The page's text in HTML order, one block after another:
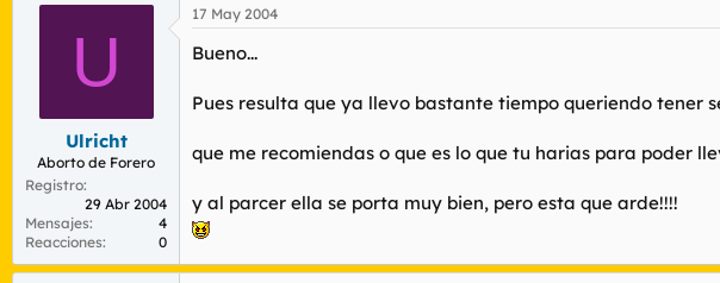
d
t
m
a
a
i
i
c
i
U
Ulricht
Aborto de Forero
Registro
29 Abr 2004
Mensajes
4
Reacciones
0
17 May 2004
Bueno...
Pues resulta que ya llevo bastante tiempo queriendo tener
que me recomiendas o que es lo que tu harias para poder
y al parcer ella se porta muy bien, pero esta que arde!!!!